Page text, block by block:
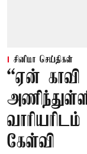
சினிமா செய்திகள்
“ஏன்
கேள்வி